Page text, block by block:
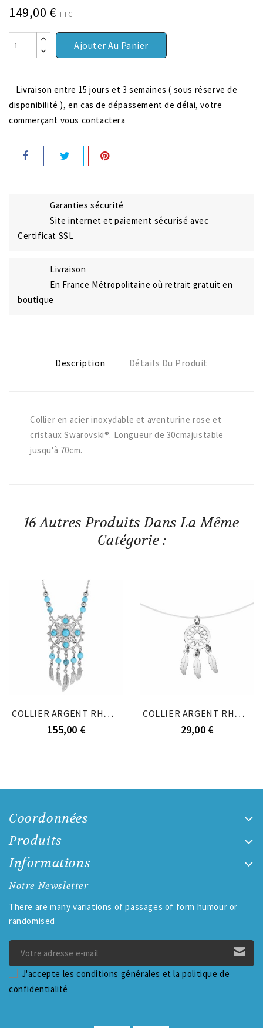
149,00 € TTC
Ajouter Au Panier
Livraison entre 15 jours et 3 semaines ( sous réserve de
disponibilité ), en cas de dépassement de délai, votre
commerçant vous contactera
Garanties sécurité
Site internet et paiement sécurisé avec
Certificat SSL
Livraison
En France Métropolitaine où retrait gratuit en
boutique
Description Détails Du Produit
Collier en acier inoxydable et aventurine rose et
cristaux Swarovski®. Longueur de 30cmajustable
jusqu'à 70cm.
16 Autres Produits Dans La Même
Catégorie :
COLLIER ARGENT RHODIÉ ETHNIQUE TURQUOISE...
155,00 €
COLLIER ARGENT RHODIÉ FIL NYLON ATTRAPE REVE...
29,00 €
Coordonnées
Produits
Informations
Notre Newsletter
There are many variations of passages of form humour or
randomised
J'accepte les conditions générales et la politique de
confidentialité